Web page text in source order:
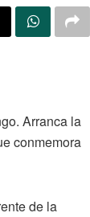
Arranca la
conmemora
de la